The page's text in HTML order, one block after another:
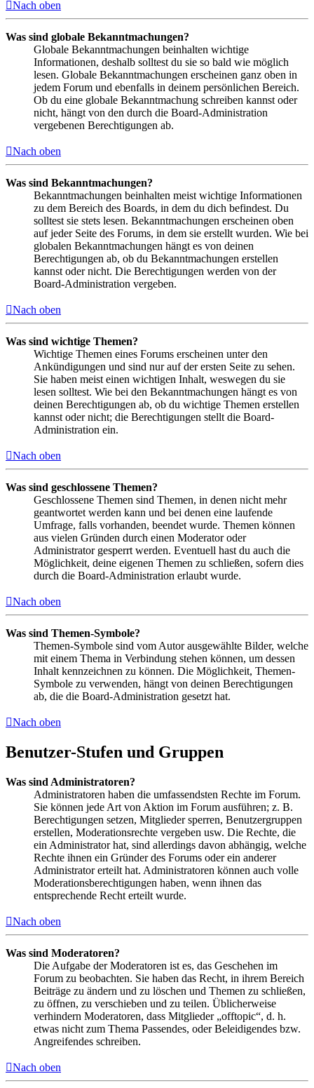
Nach oben
Was sind globale Bekanntmachungen?
Globale Bekanntmachungen beinhalten wichtige
Informationen, deshalb solltest du sie so bald wie möglich
lesen. Globale Bekanntmachungen erscheinen ganz oben in
jedem Forum und ebenfalls in deinem persönlichen Bereich.
Ob du eine globale Bekanntmachung schreiben kannst oder
nicht, hängt von den durch die Board-Administration
vergebenen Berechtigungen ab.
Nach oben
Was sind Bekanntmachungen?
Bekanntmachungen beinhalten meist wichtige Informationen
zu dem Bereich des Boards, in dem du dich befindest. Du
solltest sie stets lesen. Bekanntmachungen erscheinen oben
auf jeder Seite des Forums, in dem sie erstellt wurden. Wie bei
globalen Bekanntmachungen hängt es von deinen
Berechtigungen ab, ob du Bekanntmachungen erstellen
kannst oder nicht. Die Berechtigungen werden von der
Board-Administration vergeben.
Nach oben
Was sind wichtige Themen?
Wichtige Themen eines Forums erscheinen unter den
Ankündigungen und sind nur auf der ersten Seite zu sehen.
Sie haben meist einen wichtigen Inhalt, weswegen du sie
lesen solltest. Wie bei den Bekanntmachungen hängt es von
deinen Berechtigungen ab, ob du wichtige Themen erstellen
kannst oder nicht; die Berechtigungen stellt die Board-
Administration ein.
Nach oben
Was sind geschlossene Themen?
Geschlossene Themen sind Themen, in denen nicht mehr
geantwortet werden kann und bei denen eine laufende
Umfrage, falls vorhanden, beendet wurde. Themen können
aus vielen Gründen durch einen Moderator oder
Administrator gesperrt werden. Eventuell hast du auch die
Möglichkeit, deine eigenen Themen zu schließen, sofern dies
durch die Board-Administration erlaubt wurde.
Nach oben
Was sind Themen-Symbole?
Themen-Symbole sind vom Autor ausgewählte Bilder, welche
mit einem Thema in Verbindung stehen können, um dessen
Inhalt kennzeichnen zu können. Die Möglichkeit, Themen-
Symbole zu verwenden, hängt von deinen Berechtigungen
ab, die die Board-Administration gesetzt hat.
Nach oben
Benutzer-Stufen und Gruppen
Was sind Administratoren?
Administratoren haben die umfassendsten Rechte im Forum.
Sie können jede Art von Aktion im Forum ausführen; z. B.
Berechtigungen setzen, Mitglieder sperren, Benutzergruppen
erstellen, Moderationsrechte vergeben usw. Die Rechte, die
ein Administrator hat, sind allerdings davon abhängig, welche
Rechte ihnen ein Gründer des Forums oder ein anderer
Administrator erteilt hat. Administratoren können auch volle
Moderationsberechtigungen haben, wenn ihnen das
entsprechende Recht erteilt wurde.
Nach oben
Was sind Moderatoren?
Die Aufgabe der Moderatoren ist es, das Geschehen im
Forum zu beobachten. Sie haben das Recht, in ihrem Bereich
Beiträge zu ändern und zu löschen und Themen zu schließen,
zu öffnen, zu verschieben und zu teilen. Üblicherweise
verhindern Moderatoren, dass Mitglieder „offtopic“, d. h.
etwas nicht zum Thema Passendes, oder Beleidigendes bzw.
Angreifendes schreiben.
Nach oben